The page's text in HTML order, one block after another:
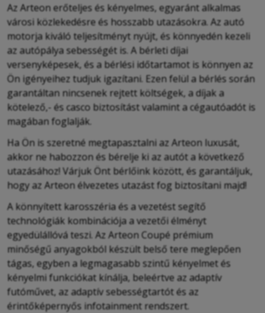
Az Arteon erőteljes és kényelmes, egyaránt alkalmas
városi közlekedésre és hosszabb utazásokra. Az autó
motorja kiváló teljesítményt nyújt, és könnyedén kezeli
az autópálya sebességét is. A bérleti díjai
versenyképesek, és a bérlési időtartamot is könnyen az
Ön igényeiheztudjuk igazítani. Ezen felül a bérlés során
garantáltan nincsenek rejtett költségek, a díjak a
kötelező,- és casco biztosítást valamint a cégautóadót is
magában foglalják.
Ha Ön is szeretné megtapasztalni az Arteon luxusát,
akkor ne habozzon és bérelje ki az autót a következő
utazásához! Várjuk Önt bérlőink között, és garantáljuk,
hogy az Arteon élvezetes utazást fog biztosítani majd!
A könnyített karosszéria és a vezetést segítő
technológiák kombinációja a vezetői élményt
egyedülállóvá teszi. Az Arteon Coupé prémium
minőségű anyagokból készült belső tere meglepően
tágas, egyben a legmagasabb szintű kényelmet és
kényelmi funkciókat kínálja, beleértve az adaptív
futóművet, az adaptív sebességtartót és az
érintőképernyős infotainment rendszert.